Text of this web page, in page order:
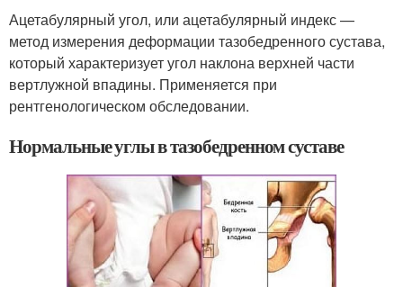
Ацетабулярный угол, или ацетабулярный индекс —
метод измерения деформации тазобедренного сустава,
который характеризует угол наклона верхней части
вертлужной впадины. Применяется при
рентгенологическом обследовании.
Нормальные углы в тазобедренном суставе